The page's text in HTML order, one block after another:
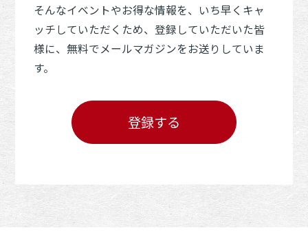
そんなイベントやお得な情報を、いち早くキャ
ッチしていただくため、登録していただいた皆
様に、無料でメールマガジンをお送りしていま
す。
登録する